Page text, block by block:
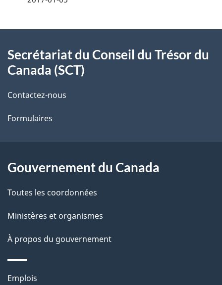
i
s
d
l
a
p
a
e
propos
ce
site
Secrétariat du Conseil du Trésor du
Canada (SCT)
Contactez-nous
Formulaires
Gouvernement du Canada
Toutes les coordonnées
Ministères et organismes
À propos du gouvernement
Thèmes
Emplois